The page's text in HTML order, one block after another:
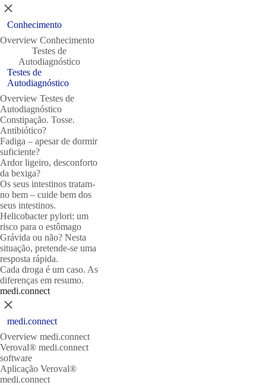
Close
Conhecimento
Overview Conhecimento
Testes de
Autodiagnóstico
Testes de
Autodiagnóstico
Overview Testes de
Autodiagnóstico
Constipação. Tosse.
Antibiótico?
Fadiga – apesar de dormir
suficiente?
Ardor ligeiro, desconforto
da bexiga?
Os seus intestinos tratam-
no bem – cuide bem dos
seus intestinos.
Helicobacter pylori: um
risco para o estômago
Grávida ou não? Nesta
situação, pretende-se uma
resposta rápida.
Cada droga é um caso. As
diferenças em resumo.
medi.connect
Close
medi.connect
Overview medi.connect
Veroval® medi.connect
software
Aplicação Veroval®
medi.connect